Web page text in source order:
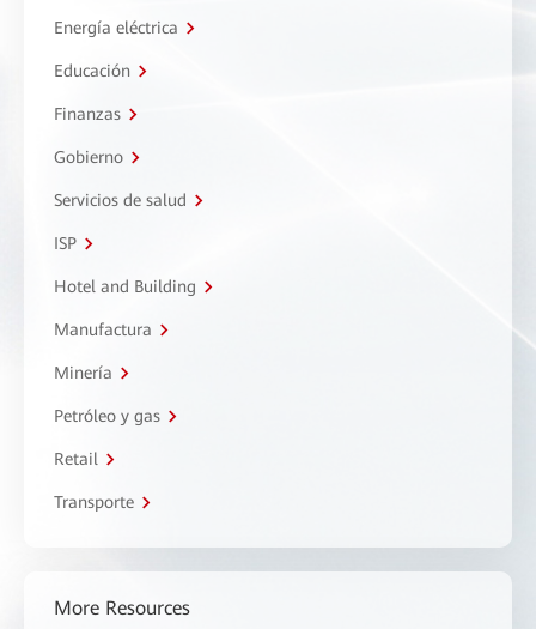
Energía eléctrica
Educación
Finanzas
Gobierno
Servicios de salud
ISP
Hotel and Building
Manufactura
Minería
Petróleo y gas
Retail
Transporte
More Resources